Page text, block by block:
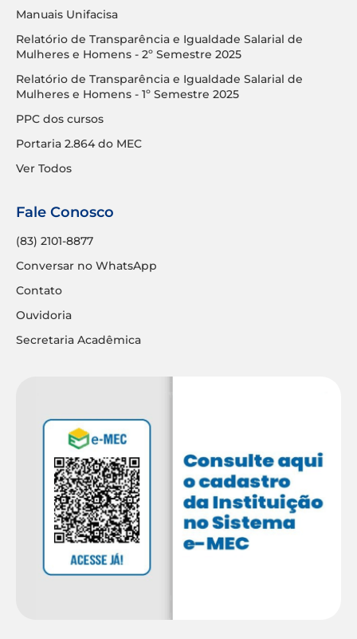
Manuais Unifacisa
Relatório de Transparência e Igualdade Salarial de
Mulheres e Homens - 2º Semestre 2025
Relatório de Transparência e Igualdade Salarial de
Mulheres e Homens - 1º Semestre 2025
PPC dos cursos
Portaria 2.864 do MEC
Ver Todos
Fale Conosco
(83) 2101-8877
Conversar no WhatsApp
Contato
Ouvidoria
Secretaria Acadêmica